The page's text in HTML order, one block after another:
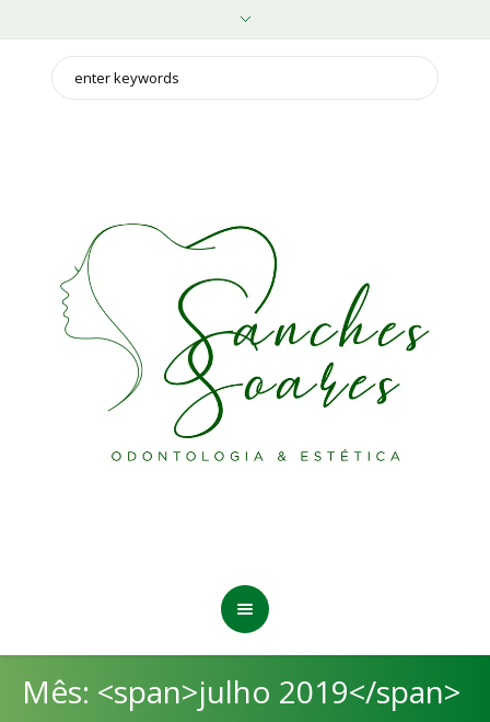
Mês: <span>julho 2019</span>